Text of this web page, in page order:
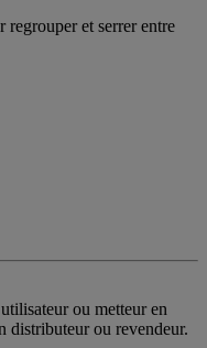
et serrer entre
ou metteur en
distributeur ou revendeur.